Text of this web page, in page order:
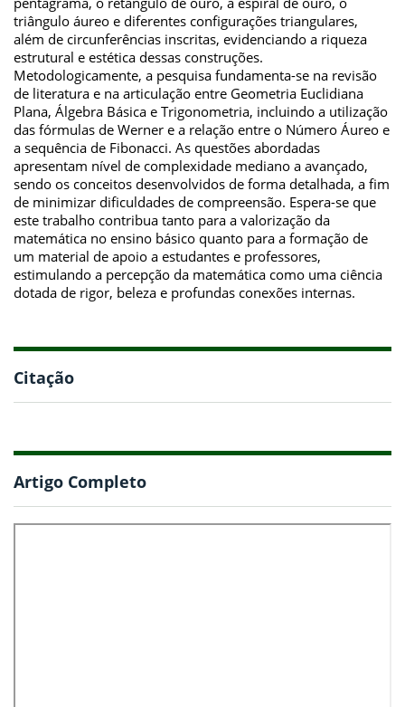
triângulo áureo e diferentes configurações triangulares,
além de circunferências inscritas, evidenciando a riqueza
estrutural e estética dessas construções.
Metodologicamente, a pesquisa fundamenta-se na revisão
de literatura e na articulação entre Geometria Euclidiana
Plana, Álgebra Básica e Trigonometria, incluindo a utilização
das fórmulas de Werner e a relação entre o Número Áureo e
a sequência de Fibonacci. As questões abordadas
apresentam nível de complexidade mediano a avançado,
sendo os conceitos desenvolvidos de forma detalhada, a fim
de minimizar dificuldades de compreensão. Espera-se que
este trabalho contribua tanto para a valorização da
matemática no ensino básico quanto para a formação de
um material de apoio a estudantes e professores,
estimulando a percepção da matemática como uma ciência
dotada de rigor, beleza e profundas conexões internas.
Citação
Artigo Completo